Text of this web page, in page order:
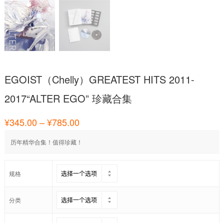
EGOIST（Chelly）GREATEST HITS 2011-
2017“ALTER EGO” 珍藏合集
¥345.00–¥785.00
历年精华合集！值得珍藏！
规格
分类